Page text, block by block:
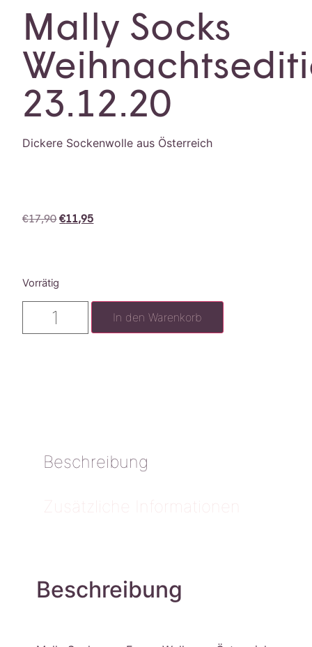
Mally Socks
23.12.20
Dickere Sockenwolle aus Österreich
€17,90 €11,95
Vorrätig
In den Warenkorb
Beschreibung
Zusätzliche Informationen
Beschreibung